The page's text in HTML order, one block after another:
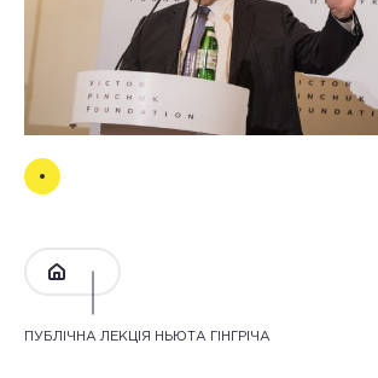
ПУБЛІЧНА ЛЕКЦІЯ НЬЮТА ГІНГРІЧА